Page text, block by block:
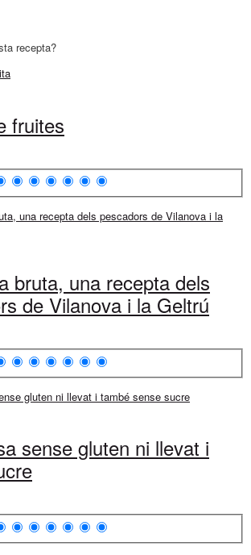
recepta?
fruites
bruta, una recepta dels
de Vilanova i la Geltrú
sense gluten ni llevat i